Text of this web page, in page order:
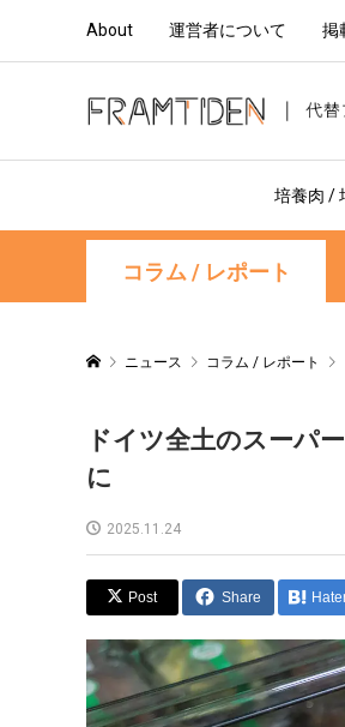
About 運営者について 掲
培養肉 /
コラム / レポート
ニュース コラム / レポート
ドイツ全土のスーパ
に
2025.11.24
Post Share